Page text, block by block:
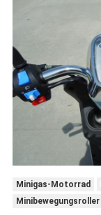
Minigas-Motorrad
Minibewegungsroller